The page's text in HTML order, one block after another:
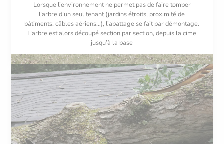
Lorsque l’environnement ne permet pas de faire tomber
l’arbre d’un seul tenant (jardins étroits, proximité de
bâtiments, câbles aériens…), l’abattage se fait par démontage.
L’arbre est alors découpé section par section, depuis la cime
jusqu’à la base